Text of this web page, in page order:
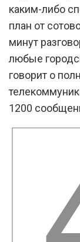
каким-либо
план от
минут
любые
говорит о
1200